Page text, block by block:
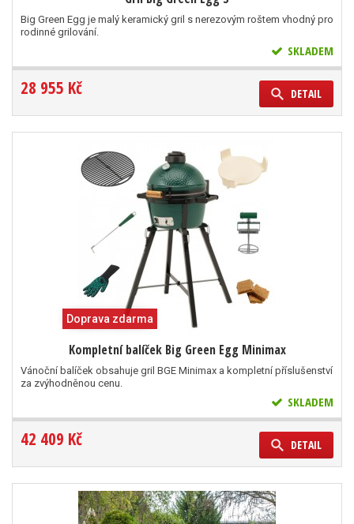
Big Green Egg je malý keramický gril s nerezovým roštem vhodný pro
rodinné grilování.
SKLADEM
28 955 Kč DETAIL
Doprava zdarma
Kompletní balíček Big Green Egg Minimax
Vánoční balíček obsahuje gril BGE Minimax a kompletní příslušenství
za zvýhodněnou cenu.
SKLADEM
42 409 Kč DETAIL